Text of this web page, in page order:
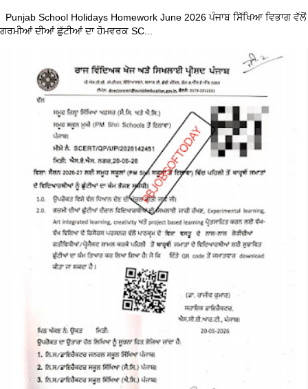
Punjab School Holidays Homework June 2026 ਪੰਜਾਬ ਸਿੱਖਿਆ ਵਿਭਾਗ ਵੱਲੋਂ
ਗਰਮੀਆਂ ਦੀਆਂ ਛੁੱਟੀਆਂ ਦਾ ਹੋਮਵਰਕ SC...